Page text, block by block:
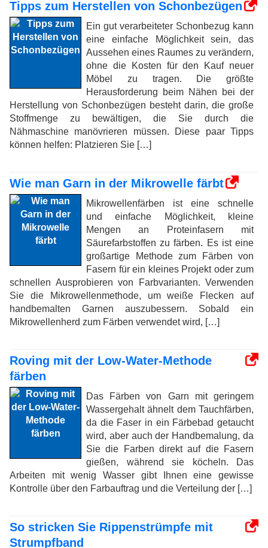
Tipps zum Herstellen von Schonbezügen
Ein gut verarbeiteter Schonbezug kann
eine einfache Möglichkeit sein, das
Aussehen eines Raumes zu verändern,
ohne die Kosten für den Kauf neuer
Möbel zu tragen. Die größte
Herausforderung beim Nähen bei der
Herstellung von Schonbezügen besteht darin, die große
Stoffmenge zu bewältigen, die Sie durch die
Nähmaschine manövrieren müssen. Diese paar Tipps
können helfen: Platzieren Sie […]
Wie man Garn in der Mikrowelle färbt
Mikrowellenfärben ist eine schnelle
und einfache Möglichkeit, kleine
Mengen an Proteinfasern mit
Säurefarbstoffen zu färben. Es ist eine
großartige Methode zum Färben von
Fasern für ein kleines Projekt oder zum
schnellen Ausprobieren von Farbvarianten. Verwenden
Sie die Mikrowellenmethode, um weiße Flecken auf
handbemalten Garnen auszubessern. Sobald ein
Mikrowellenherd zum Färben verwendet wird, […]
Roving mit der Low-Water-Methode
färben
Das Färben von Garn mit geringem
Wassergehalt ähnelt dem Tauchfärben,
da die Faser in ein Färbebad getaucht
wird, aber auch der Handbemalung, da
Sie die Farben direkt auf die Fasern
gießen, während sie köcheln. Das
Arbeiten mit wenig Wasser gibt Ihnen eine gewisse
Kontrolle über den Farbauftrag und die Verteilung der […]
So stricken Sie Rippenstrümpfe mit
Strumpfband